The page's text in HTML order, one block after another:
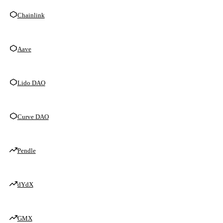
Chainlink
Aave
Lido DAO
Curve DAO
Pendle
dYdX
GMX